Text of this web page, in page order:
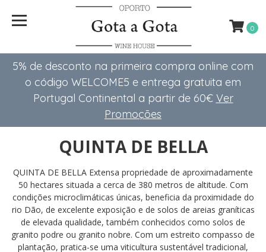
5% de desconto na primeira compra online com
o código WELCOME5 e entrega gratuita em
Portugal Continental a partir de 60€ Ver
Promoções
0
QUINTA DE BELLA
QUINTA DE BELLA Extensa propriedade de aproximadamente
50 hectares situada a cerca de 380 metros de altitude. Com
condições microclimáticas únicas, beneficia da proximidade do
rio Dão, de excelente exposição e de solos de areias graníticas
de elevada qualidade, também conhecidos como solos de
granito podre ou granito nobre. Com um estreito compasso de
plantação, pratica-se uma viticultura sustentável tradicional,